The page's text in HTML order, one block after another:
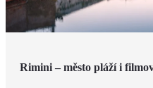
Rimini – město pláží i